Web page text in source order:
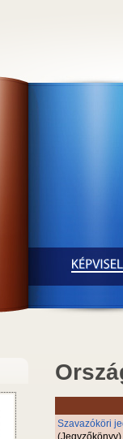
Szavazóköri
(Jegyzőkönyv)